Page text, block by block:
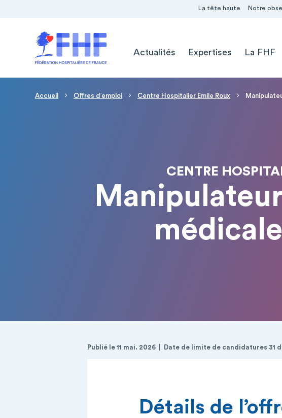
La tête haute Notre
Actualités
Expertises La FHF
Fil d'Ariane
Accueil Offres d′emploi Centre Hospitalier Emile Roux
CENTRE
Publié le 11 mai. 2026 Date de limite de candidatures 31
Détails de